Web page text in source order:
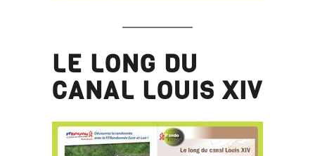
LE LONG DU
CANAL LOUIS XIV